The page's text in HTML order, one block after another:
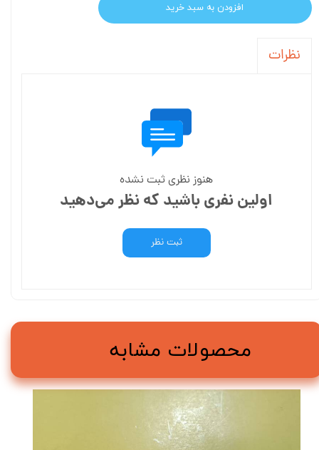
افزودن به سبد خرید
نظرات
هنوز نظری ثبت نشده
اولین نفری باشید که نظر می‌دهید
ثبت نظر
محصولات مشابه